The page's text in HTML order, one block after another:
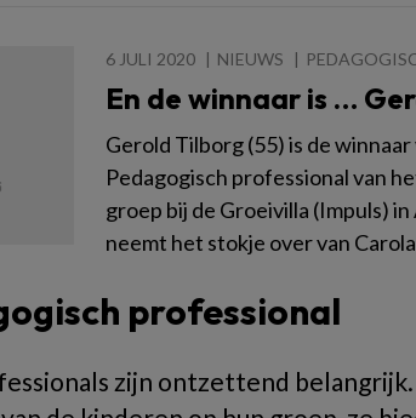
6 JULI 2020 NIEUWS
En de winnaar is …
Gerold Tilborg (55) is de
Pedagogisch professional van
groep bij de Groeivilla (Impuls)
neemt het stokje over van
professional
zijn ontzettend